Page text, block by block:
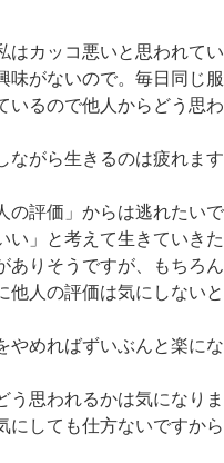
はカッコ悪いと思われてい
味がないので。毎日同じ服
いるので他人からどう思わ
ながら生きるのは疲れます
の評価」からは逃れたいで
い」と考えて生きていき
ありそうですが、もちろ
他人の評価は気にしないと
やめればずいぶんと楽にな
う思われるかは気になりま
にしても仕方ないですから